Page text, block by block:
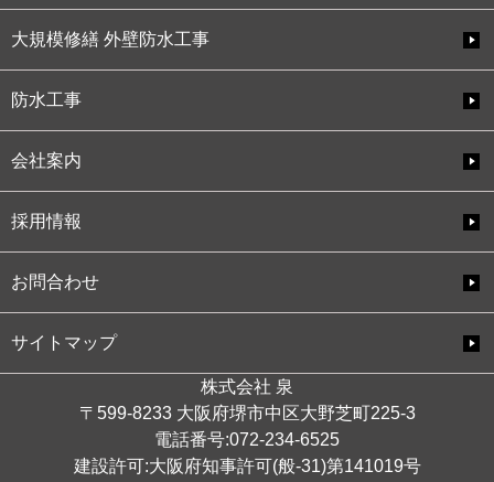
大規模修繕 外壁防水工事
防水工事
会社案内
採用情報
お問合わせ
サイトマップ
株式会社 泉
〒599-8233 大阪府堺市中区大野芝町225-3
電話番号:072-234-6525
建設許可:大阪府知事許可(般-31)第141019号